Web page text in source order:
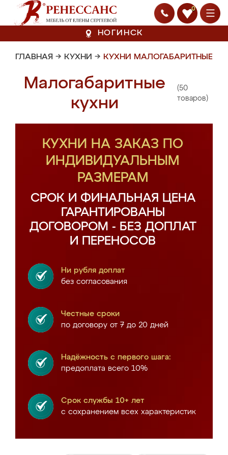
0
НОГИНСК
ГЛАВНАЯ → КУХНИ → КУХНИ МАЛОГАБАРИТНЫЕ
Малогабаритные
кухни
(50
товаров)
КУХНИ НА ЗАКАЗ ПО
ИНДИВИДУАЛЬНЫМ
РАЗМЕРАМ
СРОК И ФИНАЛЬНАЯ ЦЕНА
ГАРАНТИРОВАНЫ
ДОГОВОРОМ - БЕЗ ДОПЛАТ
И ПЕРЕНОСОВ
Ни рубля доплат
без согласования
Честные сроки
по договору от 7 до 20 дней
Надёжность с первого шага:
предоплата всего 10%
Срок службы 10+ лет
с сохранением всех характеристик